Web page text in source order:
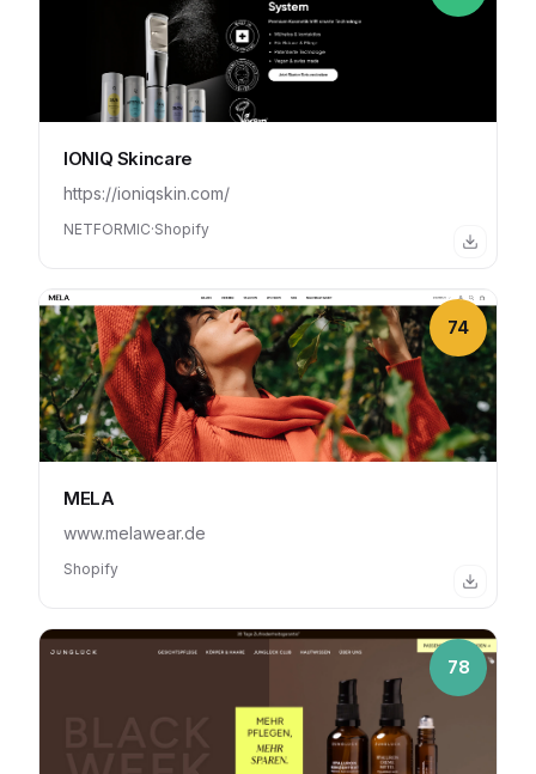
IONIQ Skincare
https://ioniqskin.com/
NETFORMIC·Shopify
74
MELA
www.melawear.de
Shopify
78